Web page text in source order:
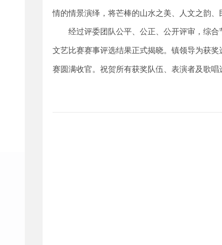
情的情景演绎，将芒棒的山水之美、人文之韵、
经过评委团队公平、公正、公开评审，综
文艺比赛赛事评选结果正式揭晓。镇领导为获
赛圆满收官。祝贺所有获奖队伍、表演者及歌